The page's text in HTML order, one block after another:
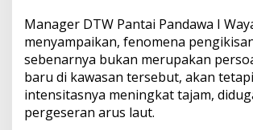
B
r
g
a
n
t
i
Manager DTW Pantai Pandawa I
menyampaikan, fenomena
sebenarnya bukan merupakan
baru di kawasan tersebut, akan
intensitasnya meningkat tajam,
pergeseran arus laut.